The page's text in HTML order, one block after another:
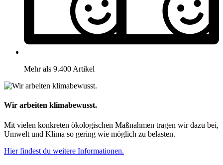
Mehr als 9.400 Artikel
Wir arbeiten klimabewusst.
Mit vielen konkreten ökologischen Maßnahmen tragen wir dazu bei,
Umwelt und Klima so gering wie möglich zu belasten.
Hier findest du weitere Informationen.